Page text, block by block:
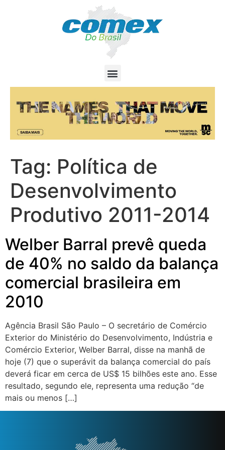
Tag: Política de
Desenvolvimento
Produtivo 2011-2014
Welber Barral prevê queda
de 40% no saldo da balança
comercial brasileira em
2010
Agência Brasil São Paulo – O secretário de Comércio
Exterior do Ministério do Desenvolvimento, Indústria e
Comércio Exterior, Welber Barral, disse na manhã de
hoje (7) que o superávit da balança comercial do país
deverá ficar em cerca de US$ 15 bilhões este ano. Esse
resultado, segundo ele, representa uma redução “de
mais ou menos […]